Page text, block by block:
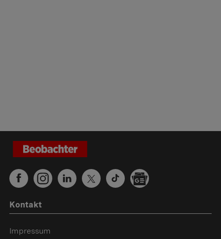
Kontakt
Impressum